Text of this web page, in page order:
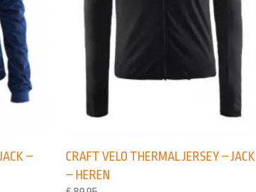
–
CRAFT VELO THERMAL JERSEY – JACK
– HEREN